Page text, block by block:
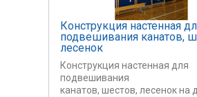
Конструкция настенная
подвешивания канатов,
лесенок
Конструкция настенная для
подвешивания
канатов, шестов, лесенок на